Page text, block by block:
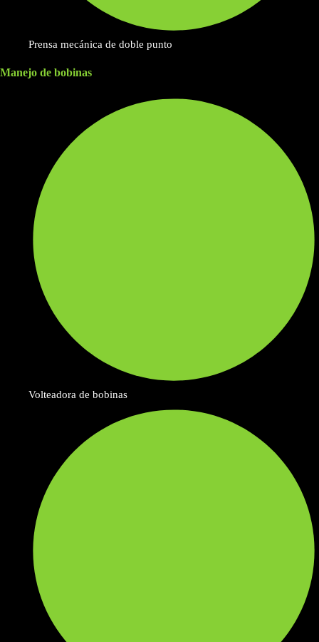
Prensa mecánica de doble punto
Manejo de bobinas
Volteadora de bobinas